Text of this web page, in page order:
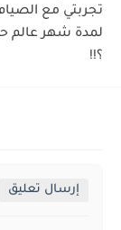
تجربتي مع
لمدة شهر عالم
؟!!
إرسال تعليق